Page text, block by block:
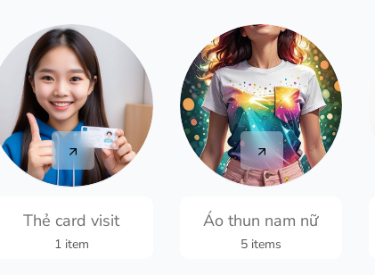
Thẻ card visit
1 item
Áo thun nam nữ
5 items